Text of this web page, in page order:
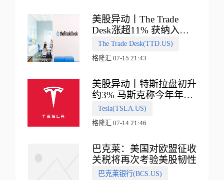
美股异动丨The Trade
Desk涨超11% 获纳入标
普500指数
The Trade Desk(TTD.US)
格隆汇 07-15 21:43
美股异动丨特斯拉盘初升
约3% 马斯克称今年年底
会有‘史诗级震撼’的演示
Tesla(TSLA.US)
格隆汇 07-14 21:46
巴克莱：美国对欧盟征收
关税将再次考验美股韧性
巴克莱银行(BCS.US)